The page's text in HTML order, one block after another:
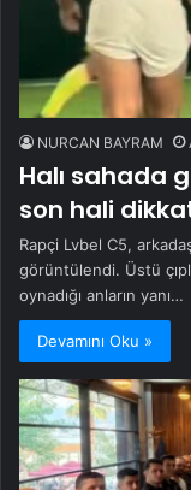
NURCAN BAYRAM
Halı sahada
son hali
Rapçi Lvbel C5,
görüntülendi. Üstü
oynadığı anların yanı…
Devamını Oku »